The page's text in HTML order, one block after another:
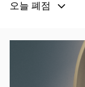
오늘 폐점